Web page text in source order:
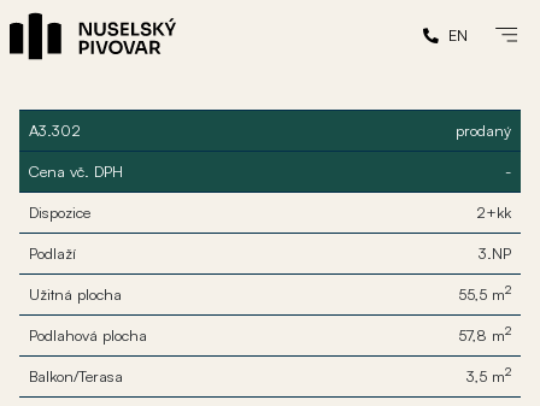
EN
A3.302 prodaný
Cena vč. DPH -
Dispozice 2+kk
Podlaží 3.NP
Užitná plocha 55,5 m2
Podlahová plocha 57,8 m2
Balkon/Terasa 3,5 m2